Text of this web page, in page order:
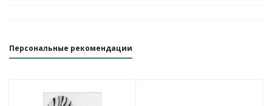
Персональные рекомендации